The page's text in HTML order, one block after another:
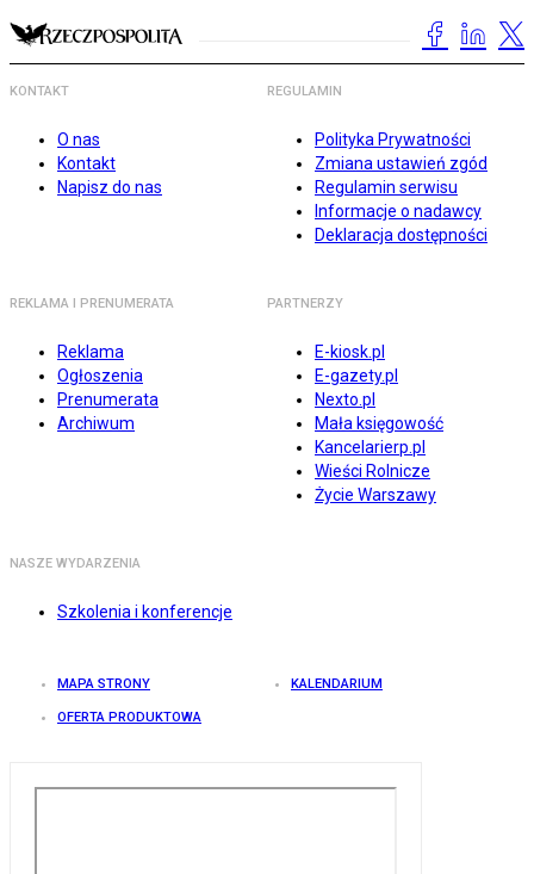
KONTAKT
O nas
Kontakt
Napisz do nas
REGULAMIN
Polityka Prywatności
Zmiana ustawień zgód
Regulamin serwisu
Informacje o nadawcy
Deklaracja dostępności
REKLAMA I PRENUMERATA
Reklama
Ogłoszenia
Prenumerata
Archiwum
PARTNERZY
E-kiosk.pl
E-gazety.pl
Nexto.pl
Mała księgowość
Kancelarierp.pl
Wieści Rolnicze
Życie Warszawy
NASZE WYDARZENIA
Szkolenia i konferencje
MAPA STRONY KALENDARIUM
OFERTA PRODUKTOWA